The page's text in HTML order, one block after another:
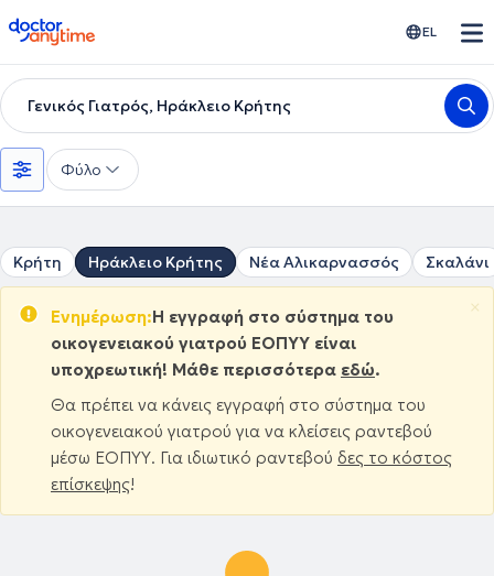
doctoranytime EL
Γενικός Γιατρός, Ηράκλειο Κρήτης
Φύλο
Κρήτη Ηράκλειο Κρήτης Νέα Αλικαρνασσός Σκαλάνι
Ενημέρωση:Η εγγραφή στο σύστημα του
οικογενειακού γιατρού ΕΟΠΥΥ είναι
υποχρεωτική! Μάθε περισσότερα εδώ.
Θα πρέπει να κάνεις εγγραφή στο σύστημα του
οικογενειακού γιατρού για να κλείσεις ραντεβού
μέσω ΕΟΠΥΥ. Για ιδιωτικό ραντεβού δες το κόστος
επίσκεψης!
×